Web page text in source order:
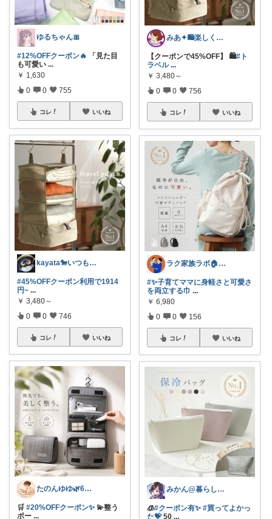
ゆるちゃん🎀
#12%OFFクーポン🔥 「見た目
も可愛い ...
￥ 1,630
0 0 755
コレ いいね
kayata🐎いつもありがとう😊
#45%OFFクーポン利用で1914
円~ ...
￥ 3,480～
0 0 746
コレ いいね
たのんゆゆ🌿6日感謝です💐
🛒 #20%OFFクーポン✨ 💫整う
ポー ...
みあ✦🛍️楽しくお買い物
【クーポンで45%OFF】 🛍️#ト
ラベル ...
￥ 3,480～
0 0 756
コレ いいね
ラク家族ラボ🏠️30代子育てパパルーム
#✨子育てママに身軽さと可愛さ
を両立する巾 ...
￥ 6,980
0 0 156
コレ いいね
みかん@暮らしのもの／暑さ対策に全力⛱️
🧊#クーポン有✨ #買ってよかっ
た💝50 ...